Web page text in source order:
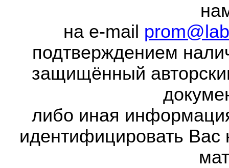
на e-mail
подтверждением
защищённый
либо иная
идентифицировать Вас